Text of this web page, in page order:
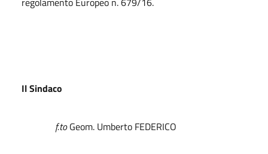
Il Sindaco
f.toGeom. Umberto FEDERICO